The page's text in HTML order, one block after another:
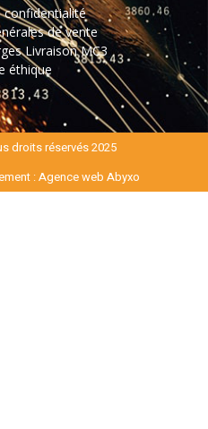
confidentialité
de vente
Livraison MC3
éthique
droits réservés 2025
:Agence web Abyxo